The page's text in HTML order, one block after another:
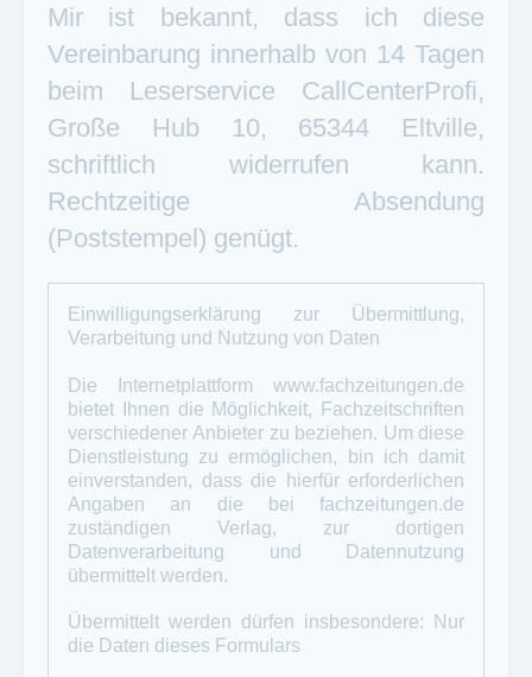
Mir ist bekannt, dass ich diese
Vereinbarung innerhalb von 14 Tagen
beim Leserservice CallCenterProfi,
Große Hub 10, 65344 Eltville,
schriftlich widerrufen kann.
Rechtzeitige Absendung
(Poststempel) genügt.
Einwilligungserklärung zur Übermittlung,
Verarbeitung und Nutzung von Daten
Die Internetplattform www.fachzeitungen.de
bietet Ihnen die Möglichkeit, Fachzeitschriften
verschiedener Anbieter zu beziehen. Um diese
Dienstleistung zu ermöglichen, bin ich damit
einverstanden, dass die hierfür erforderlichen
Angaben an die bei fachzeitungen.de
zuständigen Verlag, zur dortigen
Datenverarbeitung und Datennutzung
übermittelt werden.
Übermittelt werden dürfen insbesondere: Nur
die Daten dieses Formulars